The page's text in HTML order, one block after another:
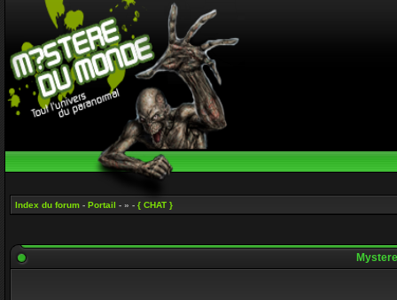
Index du forum - Portail - » - { CHAT }